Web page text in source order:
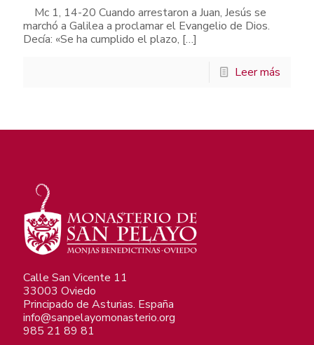
Mc 1, 14-20 Cuando arrestaron a Juan, Jesús se
marchó a Galilea a proclamar el Evangelio de Dios.
Decía: «Se ha cumplido el plazo, […]
Leer más
Calle San Vicente 11
33003 Oviedo
Principado de Asturias. España
info@sanpelayomonasterio.org
985 21 89 81